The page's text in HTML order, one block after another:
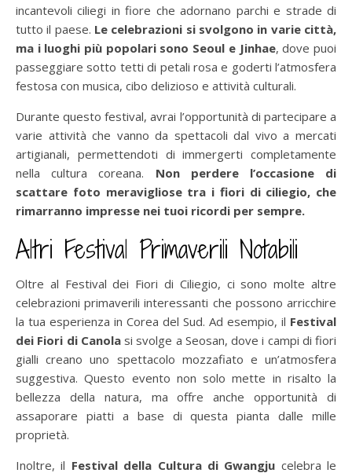
incantevoli ciliegi in fiore che adornano parchi e strade di
tutto il paese. Le celebrazioni si svolgono in varie città,
ma i luoghi più popolari sono Seoul e Jinhae, dove puoi
passeggiare sotto tetti di petali rosa e goderti l’atmosfera
festosa con musica, cibo delizioso e attività culturali.
Durante questo festival, avrai l’opportunità di partecipare a
varie attività che vanno da spettacoli dal vivo a mercati
artigianali, permettendoti di immergerti completamente
nella cultura coreana. Non perdere l’occasione di
scattare foto meravigliose tra i fiori di ciliegio, che
rimarranno impresse nei tuoi ricordi per sempre.
Altri Festival Primaverili Notabili
Oltre al Festival dei Fiori di Ciliegio, ci sono molte altre
celebrazioni primaverili interessanti che possono arricchire
la tua esperienza in Corea del Sud. Ad esempio, il Festival
dei Fiori di Canolasi svolge a Seosan, dove i campi di fiori
gialli creano uno spettacolo mozzafiato e un’atmosfera
suggestiva. Questo evento non solo mette in risalto la
bellezza della natura, ma offre anche opportunità di
assaporare piatti a base di questa pianta dalle mille
proprietà.
Inoltre, il Festival della Cultura di Gwangju celebra le